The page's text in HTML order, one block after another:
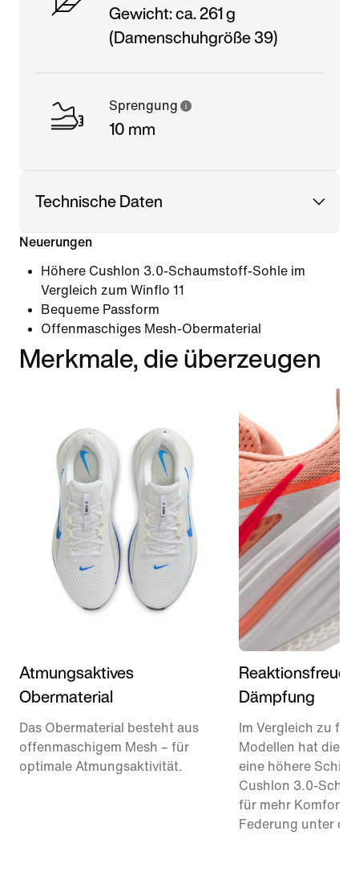
Gewicht: ca. 261 g
(Damenschuhgröße 39)
Sprengung
10 mm
Technische Daten
Neuerungen
Höhere Cushlon 3.0-Schaumstoff-Sohle im
Vergleich zum Winflo 11
Bequeme Passform
Offenmaschiges Mesh-Obermaterial
Merkmale, die überzeugen
Atmungsaktives
Obermaterial
Das Obermaterial besteht aus
offenmaschigem Mesh – für
optimale Atmungsaktivität.
Dämpfung
Im Vergleich zu
Modellen hat
eine höhere
Cushlon 3.0-
für mehr Komfort
Federung unter